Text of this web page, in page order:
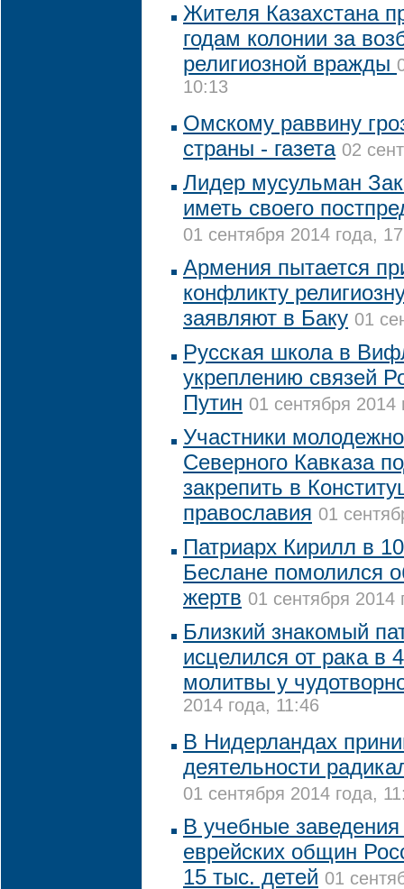
Жителя Казахстана
годам колонии за
религиозной вражды
10:13
Омскому раввину
страны - газета 02
Лидер мусульман
иметь своего
01 сентября 2014 года,
Армения пытается
конфликту
заявляют в Баку 01
Русская школа в
укреплению связей
Путин 01 сентября 2014
Участники
Северного Кавказа
закрепить в
православия 01
Патриарх Кирилл в
Беслане помолился
жертв 01 сентября 2014
Близкий знакомый
исцелился от рака в
молитвы у
2014 года, 11:46
В Нидерландах
деятельности
01 сентября 2014 года,
В учебные
еврейских общин
15 тыс. детей 01